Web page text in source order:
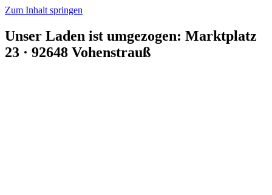
Zum Inhalt springen
Unser Laden ist umgezogen: Marktplatz
23 · 92648 Vohenstrauß